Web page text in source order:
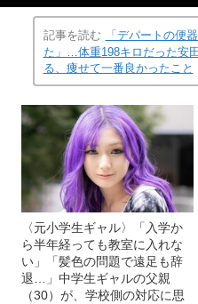
記事を読む
「デパートの便
た」…体重198キロだった安
る、痩せて一番良かったこと
〈元小学生ギャル〉「入学か
ら半年経っても教室に入れな
い」「髪色の問題で遠足も辞
退…」中学生ギャルの父親
（30）が、学校側の対応に思